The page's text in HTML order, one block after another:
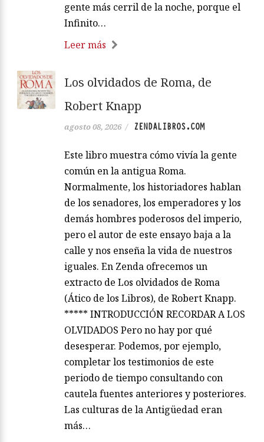
gente más cerril de la noche, porque el
Infinito…
Leer más
Los olvidados de Roma, de
Robert Knapp
agosto 08, 2026 / ZENDALIBROS.COM
Este libro muestra cómo vivía la gente
común en la antigua Roma.
Normalmente, los historiadores hablan
de los senadores, los emperadores y los
demás hombres poderosos del imperio,
pero el autor de este ensayo baja a la
calle y nos enseña la vida de nuestros
iguales. En Zenda ofrecemos un
extracto de Los olvidados de Roma
(Ático de los Libros), de Robert Knapp.
***** INTRODUCCIÓN RECORDAR A LOS
OLVIDADOS Pero no hay por qué
desesperar. Podemos, por ejemplo,
completar los testimonios de este
periodo de tiempo consultando con
cautela fuentes anteriores y posteriores.
Las culturas de la Antigüedad eran
más…